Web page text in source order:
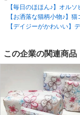
【毎日のほほん♪】オル
【お洒落な猫柄小物♪】
【デイジーがかわいい】
この企業の関連商品